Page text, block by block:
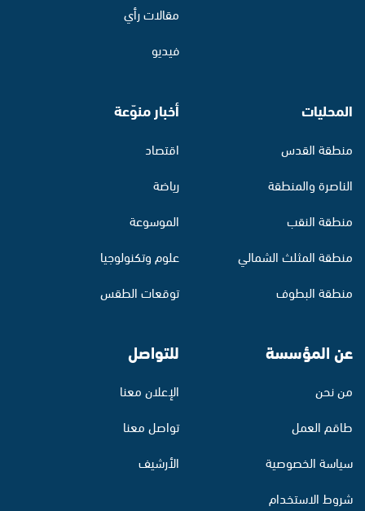
مقالات رأي
فيديو
المحليات
منطقة القدس
الناصرة والمنطقة
منطقة النقب
منطقة المثلث الشمالي
منطقة البطوف
أخبار منوّعة
اقتصاد
رياضة
الموسوعة
علوم وتكنولوجيا
توقعات الطقس
عن المؤسسة
من نحن
طاقم العمل
سياسة الخصوصية
شروط الاستخدام
للتواصل
الإعلان معنا
تواصل معنا
الأرشيف